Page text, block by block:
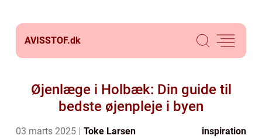
AVISSTOF.dk
Øjenlæge i Holbæk: Din guide til
bedste øjenpleje i byen
03 marts 2025 Toke Larsen inspiration